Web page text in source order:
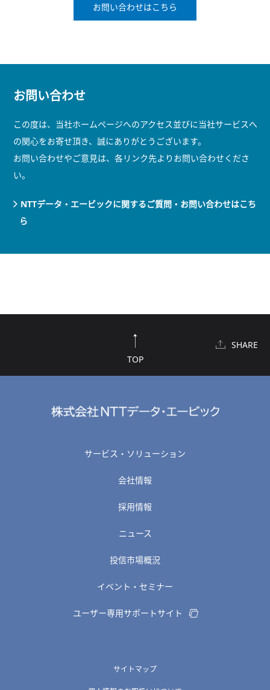
お問い合わせはこちら
お問い合わせ
この度は、当社ホームページへのアクセス並びに当社サービスへ
の関心をお寄せ頂き、誠にありがとうございます。
お問い合わせやご意見は、各リンク先よりお問い合わせくださ
い。
NTTデータ・エービックに関するご質問・お問い合わせはこち
ら
TOP
SHARE
サービス・ソリューション
会社情報
採用情報
ニュース
投信市場概況
イベント・セミナー
ユーザー専用サポートサイト
サイトマップ